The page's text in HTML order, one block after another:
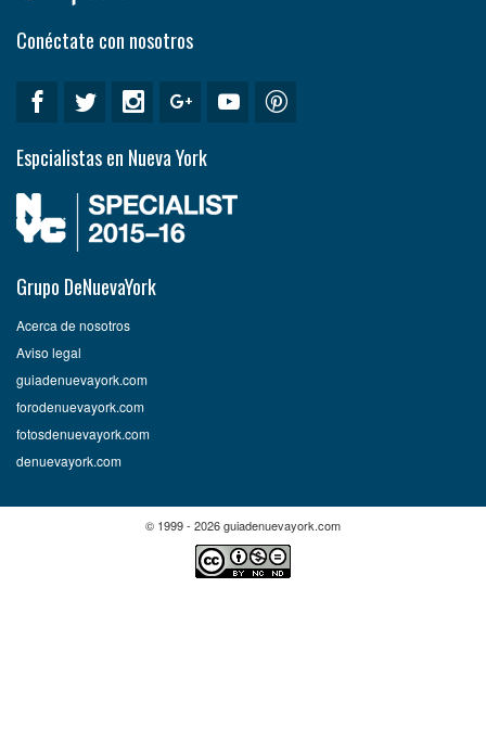
Conéctate con nosotros
Espcialistas en Nueva York
Grupo DeNuevaYork
Acerca de nosotros
Aviso legal
guiadenuevayork.com
forodenuevayork.com
fotosdenuevayork.com
denuevayork.com
© 1999 - 2026 guiadenuevayork.com